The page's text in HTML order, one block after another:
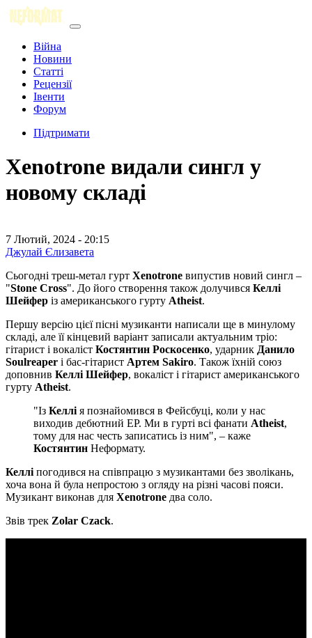
Війна
Новини
Статті
Рецензії
Івенти
Форум
Підтримати
Xenotrone видали сингл у
новому складі
7 Лютий, 2024 - 20:15
Джулай Єлизавета
Сьогодні треш-метал гурт Xenotrone випустив новий сингл –
"Stone Cross". До його створення також долучився Келлі
Шейфер із американського гурту Atheist.
Першу версію цієї пісні музиканти написали ще в минулому
складі, але її кінцевий варіант записали актуальним тріо:
гітарист і вокаліст Костянтин Роскосенко, ударник Данило
Soulreaper і бас-гітарист Артем Sakiro. Також їхній союз
доповнив Келлі Шейфер, вокаліст і гітарист американського
гурту Atheist.
"Із Келлі я познайомився в Фейсбуці, коли у нас
виходив дебютний ЕР. Ми в гурті всі фанати Atheist,
тому для нас честь записатись із ним", – каже
Костянтин Неформату.
Келлі погодився на співпрацю з музикантами без зволікань,
хоча вона й була непростою з огляду на різні часові пояси.
Музикант виконав для Xenotrone два соло.
Звів трек Zolar Czack.